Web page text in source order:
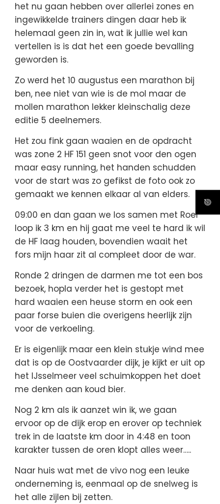
het nu gaan hebben over allerlei zones en
ingewikkelde trainers dingen daar heb ik
helemaal geen zin in, wat ik jullie wel kan
vertellen is is dat het een goede bevalling
geworden is.
Zo werd het 10 augustus een marathon bij
ben, nee niet van wie is de mol maar de
mollen marathon lekker kleinschalig deze
editie 5 deelnemers.
Het zou fink gaan waaien en de opdracht
was zone 2 HF 151 geen snot voor den ogen
maar easy running, het handen schudden
voor de start was zo gefikst de foto ook zo
gemaakt we kennen elkaar al van elders.
09:00 en dan gaan we los samen met Roel
loop ik 3 km en hij gaat me veel te hard ik wil
de HF laag houden, bovendien waait het
fors mijn haar zit al compleet door de war.
Ronde 2 dringen de darmen me tot een bos
bezoek, hopla verder het is gestopt met
hard waaien een heuse storm en ook een
paar forse buien die overigens heerlijk zijn
voor de verkoeling.
Er is eigenlijk maar een klein stukje wind mee
dat is op de Oostvaarder dijk, je kijkt er uit op
het IJsselmeer veel schuimkoppen het doet
me denken aan koud bier.
Nog 2 km als ik aanzet win ik, we gaan
ervoor op de dijk erop en erover op techniek
trek in de laatste km door in 4:48 en toon
karakter tussen de oren klopt alles weer…..
Naar huis wat met de vivo nog een leuke
onderneming is, eenmaal op de snelweg is
het alle zijlen bij zetten.